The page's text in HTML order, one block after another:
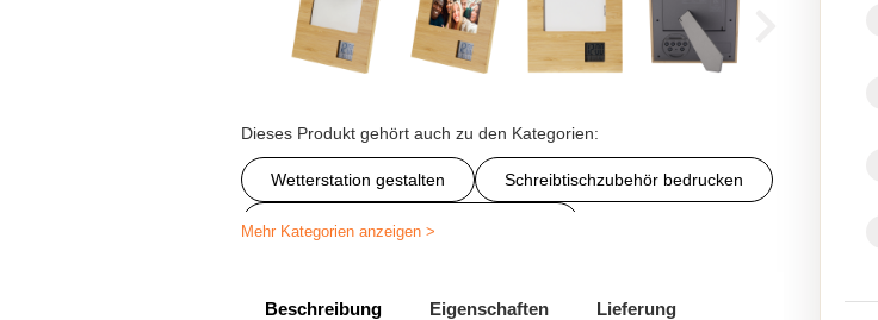
Dieses Produkt gehört auch zu den Kategorien:
Wetterstation gestalten Schreibtischzubehör bedrucken
Personalisiertes Schreibtischzubehör
Mehr Kategorien anzeigen >
Beschreibung Eigenschaften Lieferung